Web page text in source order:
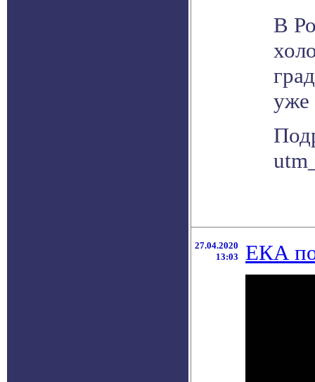
В
уже
27.04.2020
13:03
ЕКА